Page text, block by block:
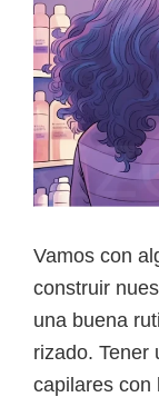
Vamos con
construir
una buena
rizado. Tener
capilares con